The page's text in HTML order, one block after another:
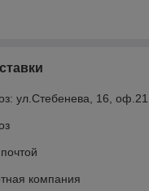
ул.Стебенева, 16, оф.21.
компания